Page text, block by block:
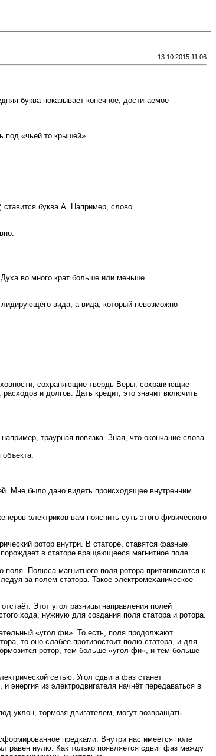
13.10.2015 11:06
буква показывает конечное, достигаемое
под «чьей то крышей».
буква А. Например, слово
во много крат больше или меньше.
вида, а вида, который невозможно
сохраняющие твердь Веры, сохраняющие
и долгов. Дать кредит, это значит включить
траурная повязка. Зная, что окончание слова
Мне было дано видеть происходящее внутренним
электриков вам пояснить суть этого физического
ротор внутри. В статоре, ставятся фазные
в статоре вращающееся магнитное поле.
Полюса магнитного поля ротора притягиваются к
за полем статора. Такое электромеханическое
Этот угол разницы направления полей
хода, нужную для создания поля статора и ротора.
«угол фи». То есть, поля продолжают
то оно слабее противостоит полю статора, и для
ротор, тем больше «угол фи», и тем больше
сетью. Угол сдвига фаз станет
из электродвигателя начнёт передаваться в
уклон, тормозя двигателем, могут возвращать
предками. Внутри нас имеется поле
равен нулю. Как только появляется сдвиг фаз между